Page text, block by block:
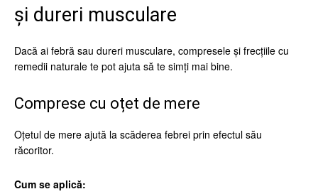
și dureri musculare
Dacă ai febră sau dureri musculare, compresele și frecțiile cu
remedii naturale te pot ajuta să te simți mai bine.
Comprese cu oțet de mere
Oțetul de mere ajută la scăderea febrei prin efectul său
răcoritor.
Cum se aplică: